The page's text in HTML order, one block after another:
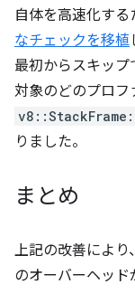
自体を高速化する
なチェックを移植
最初からスキッ
対象のどのプロフ
りました。
まとめ
上記の改善により
のオーバーヘッド